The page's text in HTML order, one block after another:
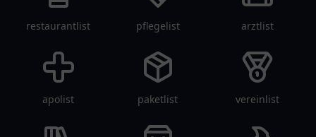
restaurantlist pflegelist arztlist
apolist paketlist vereinlist